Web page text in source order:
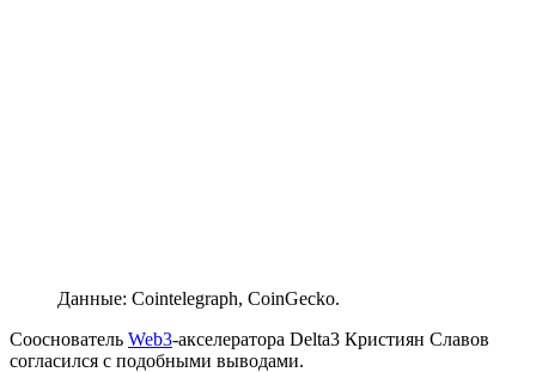
Данные: Cointelegraph, CoinGecko.
Сооснователь Web3-акселератора Delta3 Кристиян Славов
согласился с подобными выводами.